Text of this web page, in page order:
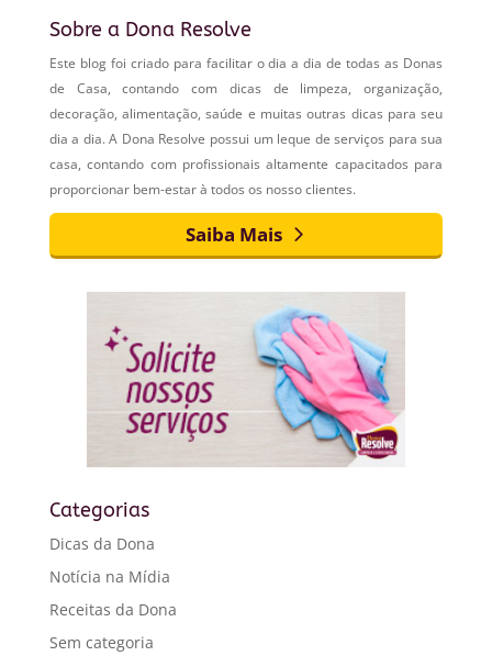
Sobre a Dona Resolve
Este blog foi criado para facilitar o dia a dia de todas as Donas
de Casa, contando com dicas de limpeza, organização,
decoração, alimentação, saúde e muitas outras dicas para seu
dia a dia. A Dona Resolve possui um leque de serviços para sua
casa, contando com profissionais altamente capacitados para
proporcionar bem-estar à todos os nosso clientes.
Saiba Mais
Categorias
Dicas da Dona
Notícia na Mídia
Receitas da Dona
Sem categoria